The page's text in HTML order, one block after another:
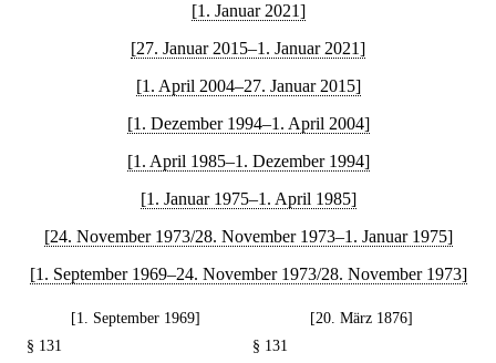
[1. Januar 2021]
[27. Januar 2015–1. Januar 2021]
[1. April 2004–27. Januar 2015]
[1. Dezember 1994–1. April 2004]
[1. April 1985–1. Dezember 1994]
[1. Januar 1975–1. April 1985]
[24. November 1973/28. November 1973–1. Januar 1975]
[1. September 1969–24. November 1973/28. November 1973]
[1. September 1969]
[20. März 1876]
§ 131
§ 131